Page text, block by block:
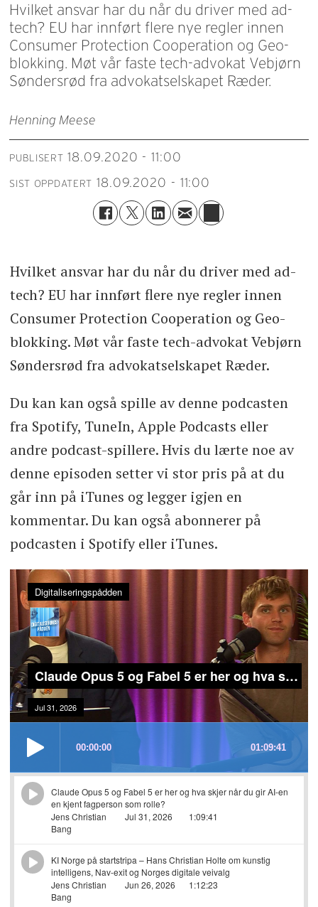
Hvilket ansvar har du når du driver med ad-
tech? EU har innført flere nye regler innen
Consumer Protection Cooperation og Geo-
blokking. Møt vår faste tech-advokat Vebjørn
Søndersrød fra advokatselskapet Ræder.
Henning Meese
PUBLISERT 18.09.2020 - 11:00
SIST OPPDATERT 18.09.2020 - 11:00
Hvilket ansvar har du når du driver med ad-
tech? EU har innført flere nye regler innen
Consumer Protection Cooperation og Geo-
blokking. Møt vår faste tech-advokat Vebjørn
Søndersrød fra advokatselskapet Ræder.
Du kan kan også spille av denne podcasten
fra Spotify, TuneIn, Apple Podcasts eller
andre podcast-spillere. Hvis du lærte noe av
denne episoden setter vi stor pris på at du
går inn på iTunes og legger igjen en
kommentar. Du kan også abonnerer på
podcasten i Spotify eller iTunes.